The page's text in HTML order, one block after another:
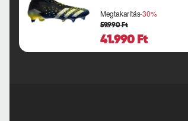
Megtakarítás-30%
41.990 Ft
59.990 Ft